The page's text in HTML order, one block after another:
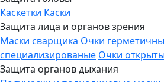
Каскетки Каски
Защита лица и органов зрения
Маски сварщика Очки
специализированые Очки
Защита органов дыхания